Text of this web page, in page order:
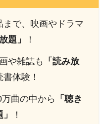
で、映画やドラマ
題」 ！
や雑誌も
「読み放
書体験！
曲の中から
「聴き
！